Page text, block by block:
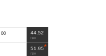
44.52
грн
00
51.95
грн